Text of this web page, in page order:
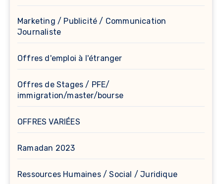
Marketing / Publicité / Communication
Journaliste
Offres d'emploi à l'étranger
Offres de Stages / PFE/
immigration/master/bourse
OFFRES VARIÉES
Ramadan 2023
Ressources Humaines / Social / Juridique